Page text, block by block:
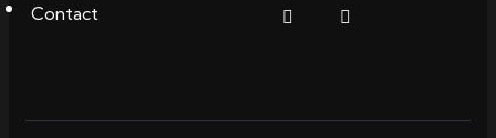
Contact